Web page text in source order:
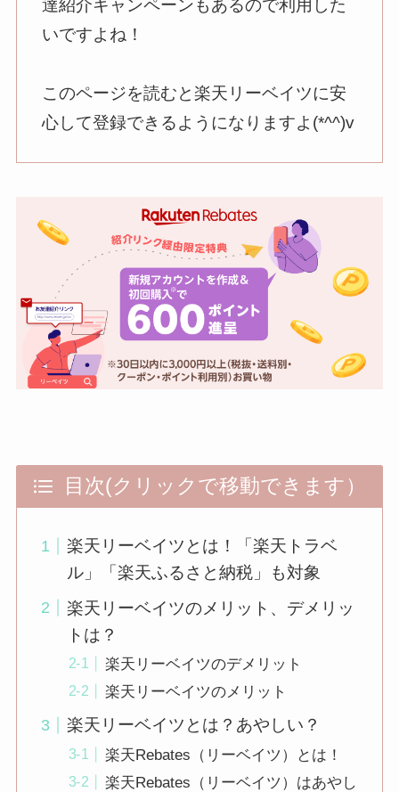
達紹介キャンペーンもあるので利用した
いですよね！
このページを読むと楽天リーベイツに安
心して登録できるようになりますよ(*^^)v
目次(クリックで移動できます）
楽天リーベイツとは！「楽天トラベ
ル」「楽天ふるさと納税」も対象
楽天リーベイツのメリット、デメリッ
トは？
楽天リーベイツのデメリット
楽天リーベイツのメリット
楽天リーベイツとは？あやしい？
楽天Rebates（リーベイツ）とは！
楽天Rebates（リーベイツ）はあやし